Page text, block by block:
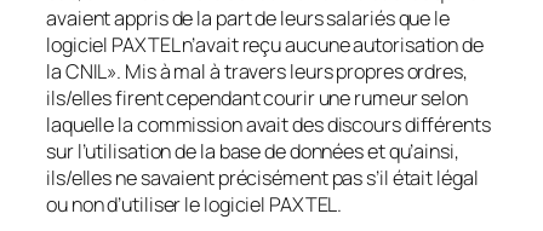
avaient appris de la part de leurs salariés que le
logiciel PAXTEL n’avait reçu aucune autorisation de
la CNIL». Mis à mal à travers leurs propres ordres,
ils/elles firent cependant courir une rumeur selon
laquelle la commission avait des discours différents
sur l’utilisation de la base de données et qu’ainsi,
ils/elles ne savaient précisément pas s’il était légal
ou non d’utiliser le logiciel PAXTEL.